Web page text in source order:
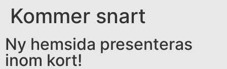
Kommer snart
Ny hemsida presenteras
inom kort!